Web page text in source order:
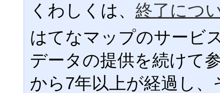
くわしくは、 終了につ
はてなマップのサービ
データの提供を続けて
から7年以上が経過し